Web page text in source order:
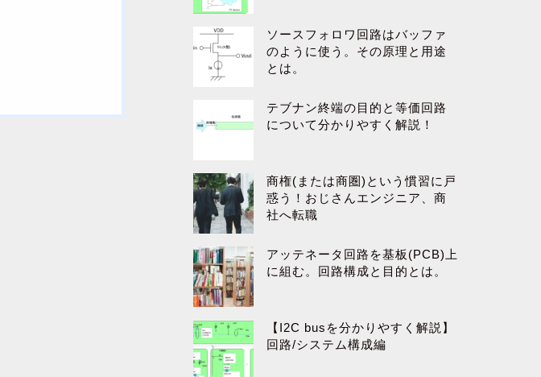
ソースフォロワ回路はバッファ
のように使う。その原理と用途
とは。
テブナン終端の目的と等価回路
について分かりやすく解説！
商権(または商圏)という慣習に戸
惑う！おじさんエンジニア、商
社へ転職
アッテネータ回路を基板(PCB)上
に組む。回路構成と目的とは。
【I2C busを分かりやすく解説】
回路/システム構成編